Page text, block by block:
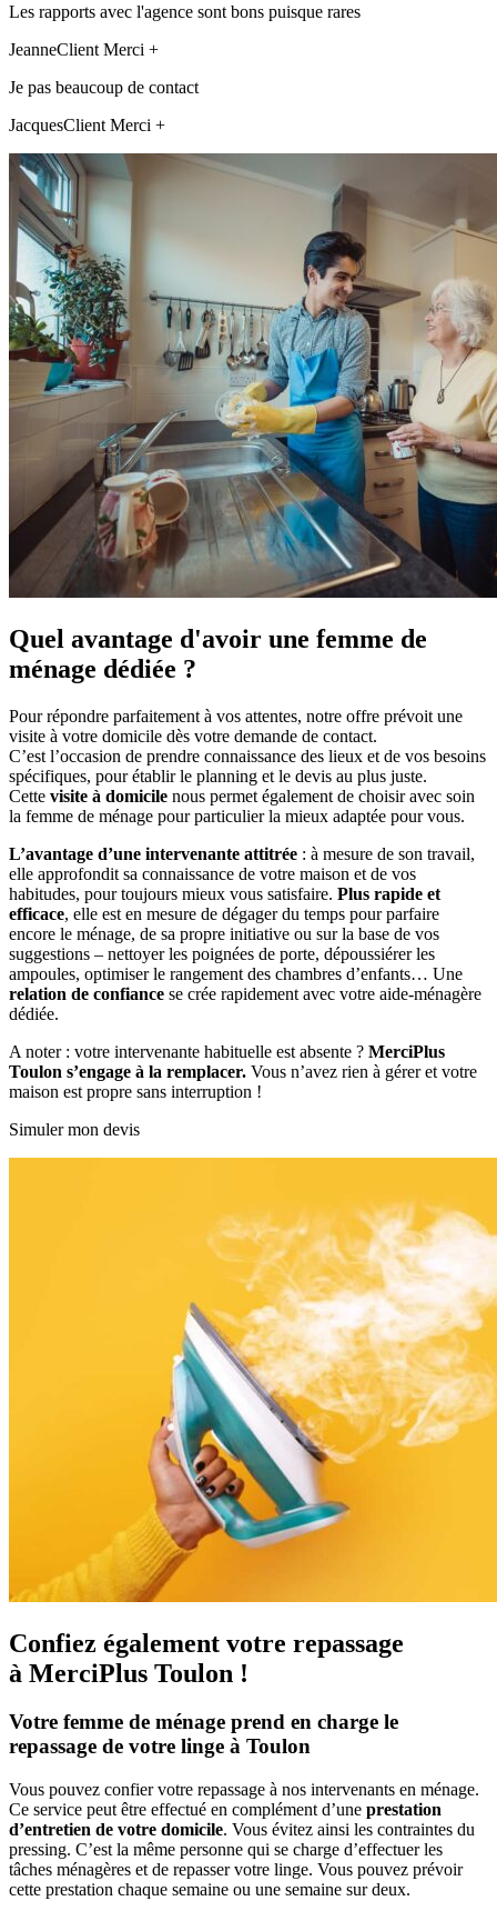
Les rapports avec l'agence sont bons puisque rares
JeanneClient Merci +
Je pas beaucoup de contact
JacquesClient Merci +
Quel avantage d'avoir une femme de
ménage dédiée ?
Pour répondre parfaitement à vos attentes, notre offre prévoit une
visite à votre domicile dès votre demande de contact.
C’est l’occasion de prendre connaissance des lieux et de vos besoins
spécifiques, pour établir le planning et le devis au plus juste.
Cette visite à domicile nous permet également de choisir avec soin
la femme de ménage pour particulier la mieux adaptée pour vous.
L’avantage d’une intervenante attitrée : à mesure de son travail,
elle approfondit sa connaissance de votre maison et de vos
habitudes, pour toujours mieux vous satisfaire. Plus rapide et
efficace, elle est en mesure de dégager du temps pour parfaire
encore le ménage, de sa propre initiative ou sur la base de vos
suggestions – nettoyer les poignées de porte, dépoussiérer les
ampoules, optimiser le rangement des chambres d’enfants… Une
relation de confiance se crée rapidement avec votre aide-ménagère
dédiée.
A noter : votre intervenante habituelle est absente ? MerciPlus
Toulon s’engage à la remplacer. Vous n’avez rien à gérer et votre
maison est propre sans interruption !
Simuler mon devis
Confiez également votre repassage
à MerciPlus Toulon !
Votre femme de ménage prend en charge le
repassage de votre linge à Toulon
Vous pouvez confier votre repassage à nos intervenants en ménage.
Ce service peut être effectué en complément d’une prestation
d’entretien de votre domicile. Vous évitez ainsi les contraintes du
pressing. C’est la même personne qui se charge d’effectuer les
tâches ménagères et de repasser votre linge. Vous pouvez prévoir
cette prestation chaque semaine ou une semaine sur deux.